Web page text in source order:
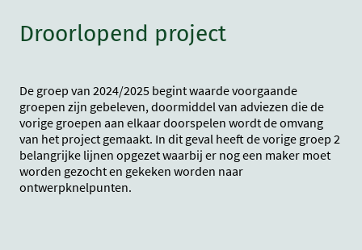
Droorlopend project
De groep van 2024/2025 begint waarde voorgaande
groepen zijn gebeleven, doormiddel van adviezen die de
vorige groepen aan elkaar doorspelen wordt de omvang
van het project gemaakt. In dit geval heeft de vorige groep 2
belangrijke lijnen opgezet waarbij er nog een maker moet
worden gezocht en gekeken worden naar
ontwerpknelpunten.